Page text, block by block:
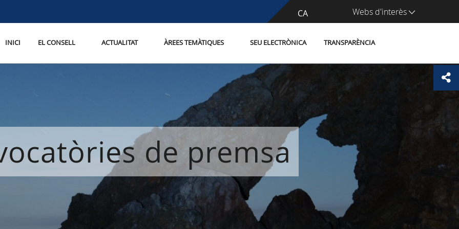
CA
ES Webs d'interès
INICI EL CONSELL ACTUALITAT ÀREES TEMÀTIQUES SEU ELECTRÒNICA TRANSPARÈNCIA
de premsa